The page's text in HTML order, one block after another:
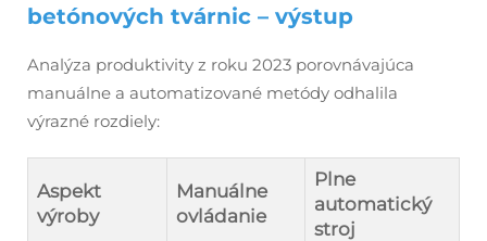
betónových tvárnic – výstup
Analýza produktivity z roku 2023 porovnávajúca
manuálne a automatizované metódy odhalila
výrazné rozdiely:
Aspekt
výroby
Manuálne
ovládanie
Plne
automatický
stroj